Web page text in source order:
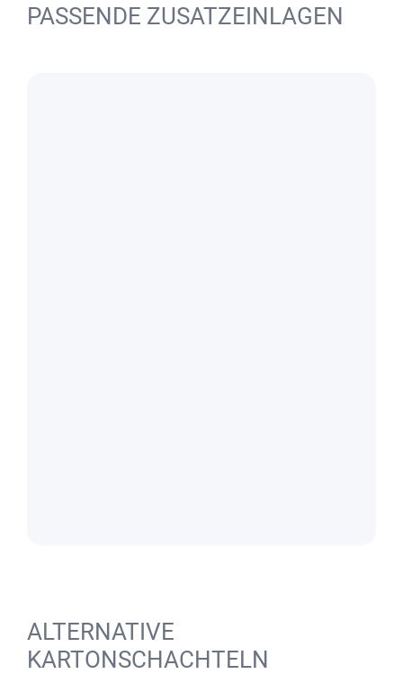
PASSENDE ZUSATZEINLAGEN
ALTERNATIVE
KARTONSCHACHTELN